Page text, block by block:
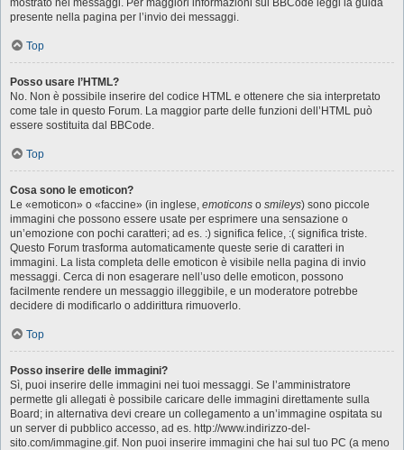
mostrato nei messaggi. Per maggiori informazioni sul BBCode leggi la guida
presente nella pagina per l’invio dei messaggi.
Top
Posso usare l’HTML?
No. Non è possibile inserire del codice HTML e ottenere che sia interpretato
come tale in questo Forum. La maggior parte delle funzioni dell’HTML può
essere sostituita dal BBCode.
Top
Cosa sono le emoticon?
Le «emoticon» o «faccine» (in inglese, emoticons o smileys) sono piccole
immagini che possono essere usate per esprimere una sensazione o
un’emozione con pochi caratteri; ad es. :) significa felice, :( significa triste.
Questo Forum trasforma automaticamente queste serie di caratteri in
immagini. La lista completa delle emoticon è visibile nella pagina di invio
messaggi. Cerca di non esagerare nell’uso delle emoticon, possono
facilmente rendere un messaggio illeggibile, e un moderatore potrebbe
decidere di modificarlo o addirittura rimuoverlo.
Top
Posso inserire delle immagini?
Sì, puoi inserire delle immagini nei tuoi messaggi. Se l’amministratore
permette gli allegati è possibile caricare delle immagini direttamente sulla
Board; in alternativa devi creare un collegamento a un’immagine ospitata su
un server di pubblico accesso, ad es. http://www.indirizzo-del-
sito.com/immagine.gif. Non puoi inserire immagini che hai sul tuo PC (a meno